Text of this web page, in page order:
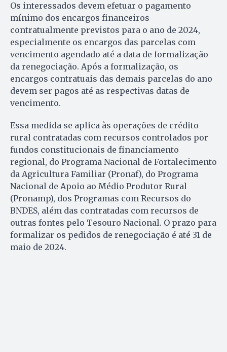
Os interessados devem efetuar o pagamento
mínimo dos encargos financeiros
contratualmente previstos para o ano de 2024,
especialmente os encargos das parcelas com
vencimento agendado até a data de formalização
da renegociação. Após a formalização, os
encargos contratuais das demais parcelas do ano
devem ser pagos até as respectivas datas de
vencimento.
Essa medida se aplica às operações de crédito
rural contratadas com recursos controlados por
fundos constitucionais de financiamento
regional, do Programa Nacional de Fortalecimento
da Agricultura Familiar (Pronaf), do Programa
Nacional de Apoio ao Médio Produtor Rural
(Pronamp), dos Programas com Recursos do
BNDES, além das contratadas com recursos de
outras fontes pelo Tesouro Nacional. O prazo para
formalizar os pedidos de renegociação é até 31 de
maio de 2024.